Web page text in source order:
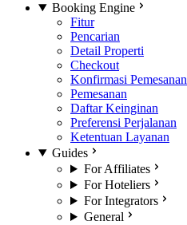
Booking Engine
Fitur
Pencarian
Detail Properti
Checkout
Konfirmasi Pemesanan
Pemesanan
Daftar Keinginan
Preferensi Perjalanan
Ketentuan Layanan
Guides
For Affiliates
For Hoteliers
For Integrators
General